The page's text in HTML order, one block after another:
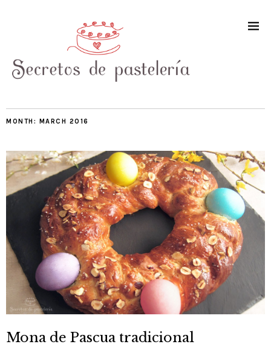
MONTH: MARCH 2016
Mona de Pascua tradicional